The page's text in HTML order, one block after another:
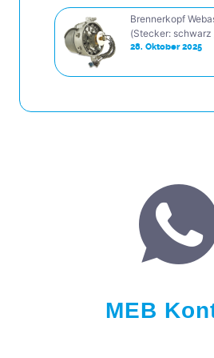
Brennerkopf
(Stecker: schwarz
28. Oktober 2025
MEB